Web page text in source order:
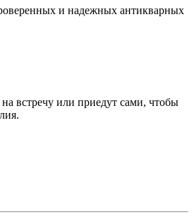
и надежных антикварных
встречу или приедут сами, чтобы